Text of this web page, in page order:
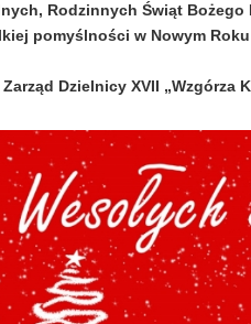
Rodzinnych Świąt
pomyślności w Nowym
Dzielnicy XVII „Wzgórza